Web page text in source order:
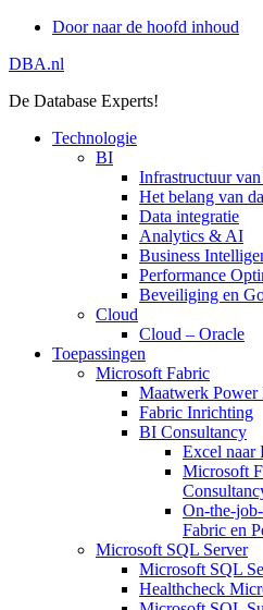
Door naar de hoofd inhoud
DBA.nl
De Database Experts!
Technologie
BI
Infrastructuur
Het belang van
Data integratie
Analytics & AI
Business
Performance
Beveiliging en
Cloud
Cloud – Oracle
Toepassingen
Microsoft Fabric
Maatwerk Power
Fabric Inrichting
BI Consultancy
Excel naar
Microsoft
On-the-
Fabric en
Microsoft SQL Server
Microsoft SQL
Healthcheck